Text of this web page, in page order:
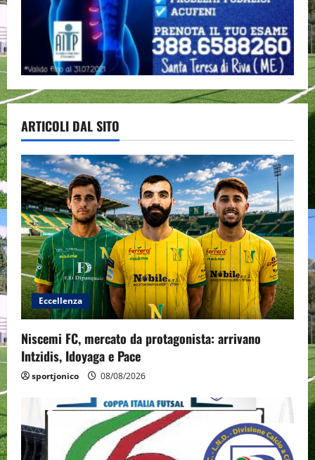
ARTICOLI DAL SITO
Eccellenza
Niscemi FC, mercato da protagonista: arrivano
Intzidis, Idoyaga e Pace
sportjonico 08/08/2026